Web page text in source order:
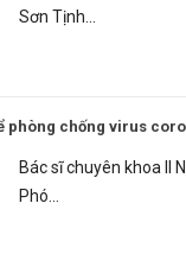
Sơn Tịnh...
phòng chống virus
Bác sĩ chuyên khoa II
Phó...